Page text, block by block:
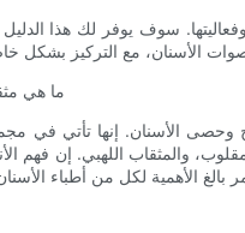
سوف يوفر لك هذا
ما هي
وحصى الأسنان. إنها تأتي في
والمثقاب اللهبي. إن فهم